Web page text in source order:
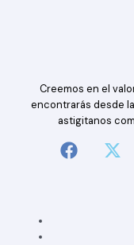
Creemos en el
encontrarás desde
astigitanos